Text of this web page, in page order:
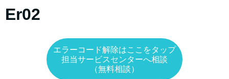
Er02
エラーコード解除はここをタップ
担当サービスセンターへ相談
（無料相談）